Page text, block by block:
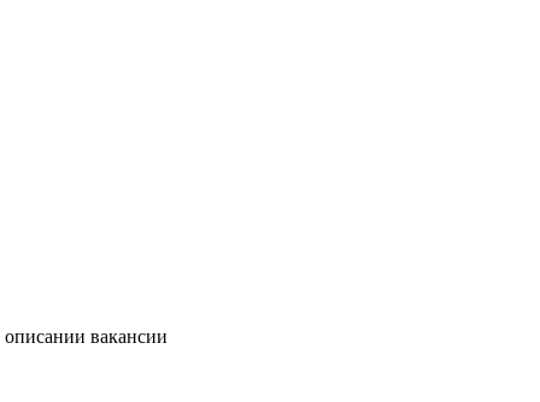
вакансии